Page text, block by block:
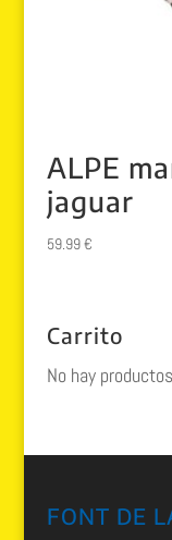
ALPE
jaguar
59.99€
Carrito
No hay
FONT DE